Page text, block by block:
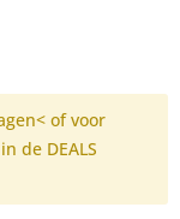
of voor
de DEALS